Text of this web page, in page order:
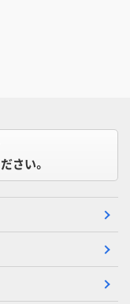
さい。